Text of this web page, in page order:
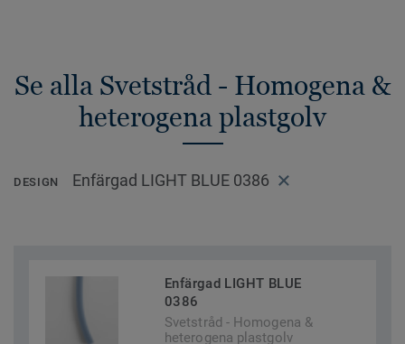
Se alla Svetstråd - Homogena &
heterogena plastgolv
DESIGN Enfärgad LIGHT BLUE 0386
Enfärgad LIGHT BLUE
0386
Svetstråd - Homogena &
heterogena plastgolv